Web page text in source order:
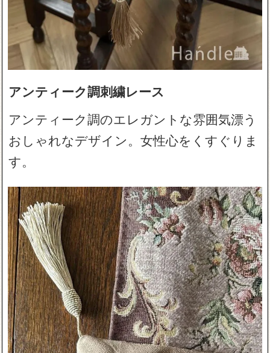
アンティーク調刺繍レース
アンティーク調のエレガントな雰囲気漂う
おしゃれなデザイン。女性心をくすぐりま
す。